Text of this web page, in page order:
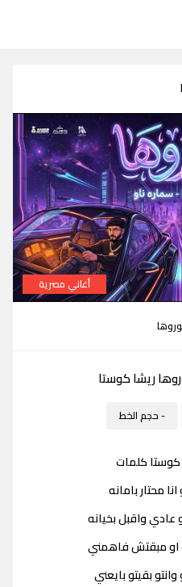
أغاني مصرية
ريشا كوستا
- حجم الخط
كلمات
محتار بامانه
واقبل بخيانه
او مبقتش فاهمني
بقيتو بايعني